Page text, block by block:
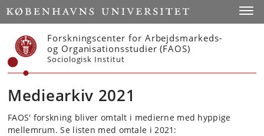
Start
Forskningscenter for Arbejdsmarkeds-
og Organisationsstudier (FAOS)
Sociologisk Institut
Mediearkiv 2021
FAOS' forskning bliver omtalt i medierne med hyppige
mellemrum. Se listen med omtale i 2021: